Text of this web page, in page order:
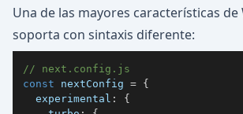
Una de las mayores características
soporta con sintaxis diferente:
// next.config.js
const nextConfig = {
experimental :
{